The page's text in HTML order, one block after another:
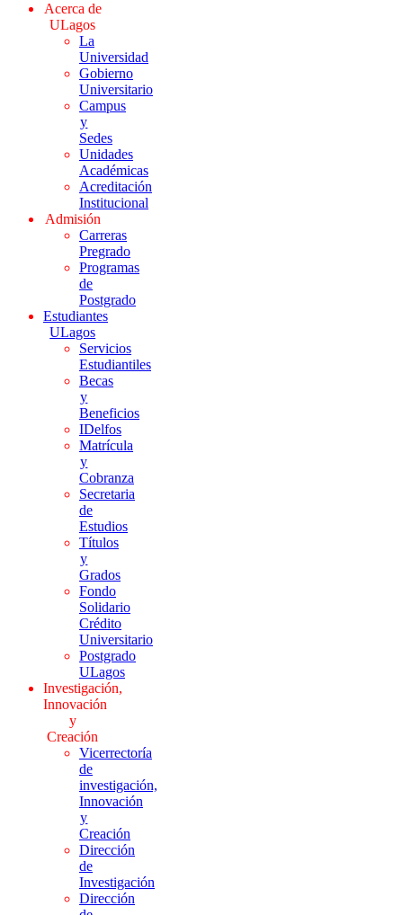
Acerca de
ULagos
La
Universidad
Gobierno
Universitario
Campus
y
Sedes
Unidades
Académicas
Acreditación
Institucional
Admisión
Carreras
Pregrado
Programas
de
Postgrado
Estudiantes
ULagos
Servicios
Estudiantiles
Becas
y
Beneficios
IDelfos
Matrícula
y
Cobranza
Secretaria
de
Estudios
Títulos
y
Grados
Fondo
Solidario
Crédito
Universitario
Postgrado
ULagos
Investigación,
Innovación
y
Creación
Vicerrectoría
de
investigación,
Innovación
y
Creación
Dirección
de
Investigación
Dirección